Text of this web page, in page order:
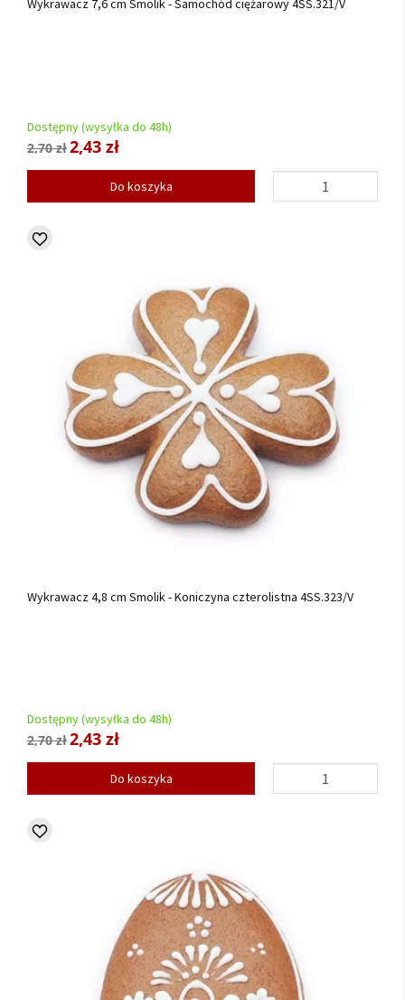
Wykrawacz 7,6 cm Smolik - Samochód ciężarowy 4SS.321/V
Dostępny (wysyłka do 48h)
2,70 zł2,43 zł
Do koszyka
Wykrawacz 4,8 cm Smolik - Koniczyna czterolistna 4SS.323/V
Dostępny (wysyłka do 48h)
2,70 zł2,43 zł
Do koszyka